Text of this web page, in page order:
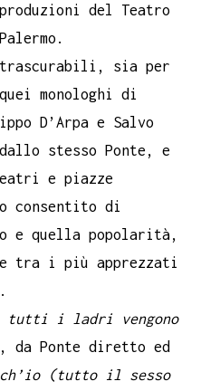
del Teatro
trascurabili, sia per
monologhi di
D’Arpa e Salvo
stesso Ponte, e
e piazze
consentito di
e quella popolarità,
tra i più apprezzati
tutti i ladri vengono
da Ponte diretto ed
(tutto il sesso